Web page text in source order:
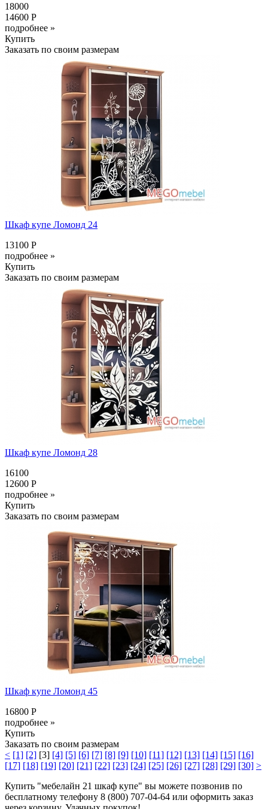
18000
14600 Р
подробнее »
Купить
Заказать по своим размерам
Шкаф купе Ломонд 24
13100 Р
подробнее »
Купить
Заказать по своим размерам
Шкаф купе Ломонд 28
16100
12600 Р
подробнее »
Купить
Заказать по своим размерам
Шкаф купе Ломонд 45
16800 Р
подробнее »
Купить
Заказать по своим размерам
< [1] [2] [3] [4] [5] [6] [7] [8] [9] [10] [11] [12] [13] [14] [15] [16]
[17] [18] [19] [20] [21] [22] [23] [24] [25] [26] [27] [28] [29] [30] >
Купить "мебелайн 21 шкаф купе" вы можете позвонив по
бесплатному телефону 8 (800) 707-04-64 или оформить заказ